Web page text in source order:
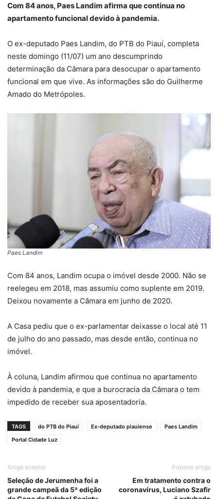
Com 84 anos, Paes Landim afirma que continua no
apartamento funcional devido à pandemia.
O ex-deputado Paes Landim, do PTB do Piauí, completa
neste domingo (11/07) um ano descumprindo
determinação da Câmara para desocupar o apartamento
funcional em que vive. As informações são do Guilherme
Amado do Metrópoles.
Paes Landim
Com 84 anos, Landim ocupa o imóvel desde 2000. Não se
reelegeu em 2018, mas assumiu como suplente em 2019.
Deixou novamente a Câmara em junho de 2020.
A Casa pediu que o ex-parlamentar deixasse o local até 11
de julho do ano passado, mas desde então, continua no
imóvel.
À coluna, Landim afirmou que continua no apartamento
devido à pandemia, e que a burocracia da Câmara o tem
impedido de receber sua aposentadoria.
TAGS do PTB do Piauí Ex-deputado piauiense
Paes Landim
Portal Cidade Luz
Artigo anterior
Seleção de Jerumenha foi a
grande campeã da 5ª edição
Próximo artigo
Em tratamento contra o
coronavírus, Luciano Szafir